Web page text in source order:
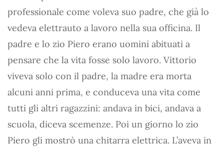
professionale come voleva suo padre, che già lo
vedeva elettrauto a lavoro nella sua officina. Il
padre e lo zio Piero erano uomini abituati a
pensare che la vita fosse solo lavoro. Vittorio
viveva solo con il padre, la madre era morta
alcuni anni prima, e conduceva una vita come
tutti gli altri ragazzini: andava in bici, andava a
scuola, diceva scemenze. Poi un giorno lo zio
Piero gli mostrò una chitarra elettrica. L’aveva in